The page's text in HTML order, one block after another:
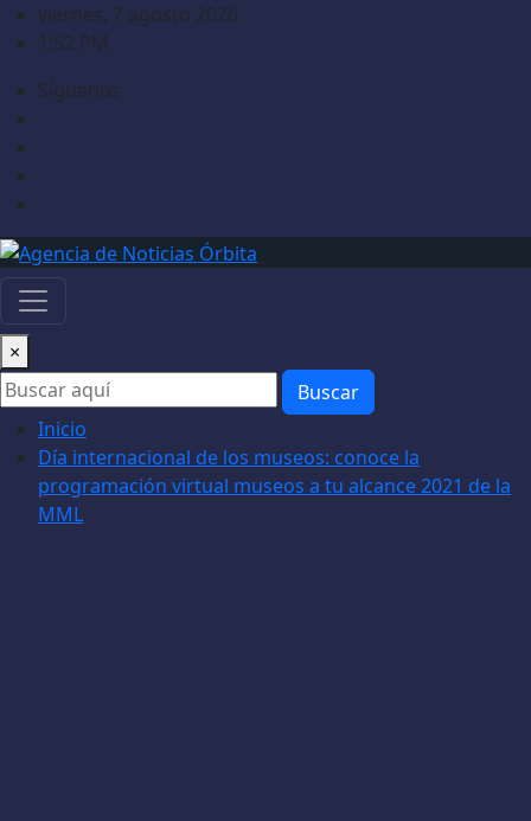
Saltarviernes, 7 agosto 2026
1:52 PM
Síguenos
×
Buscar
Inicio
Día internacional de los museos: conoce la
programación virtual museos a tu alcance 2021 de la
MML